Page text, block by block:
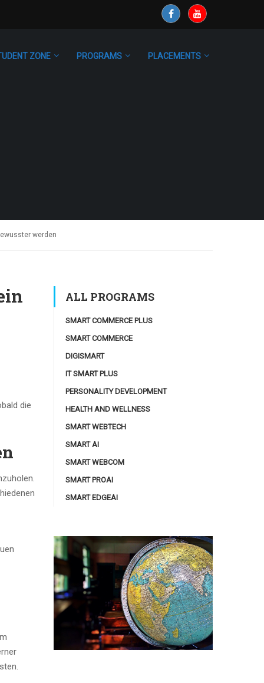
ZONE PROGRAMS PLACEMENTS
werden
die
ALL PROGRAMS
SMART COMMERCE PLUS
SMART COMMERCE
DIGISMART
IT SMART PLUS
PERSONALITY DEVELOPMENT
HEALTH AND WELLNESS
SMART WEBTECH
SMART AI
SMART WEBCOM
SMART PROAI
SMART EDGEAI